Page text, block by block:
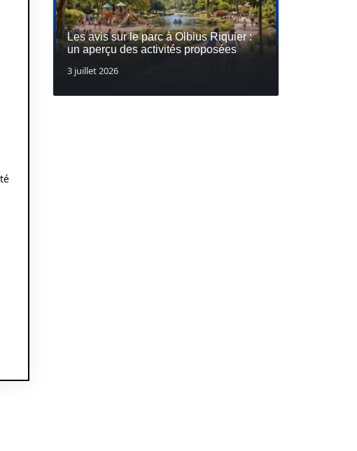
Les avis sur le parc à Olbius Riquier :
un aperçu des activités proposées
3 juillet 2026